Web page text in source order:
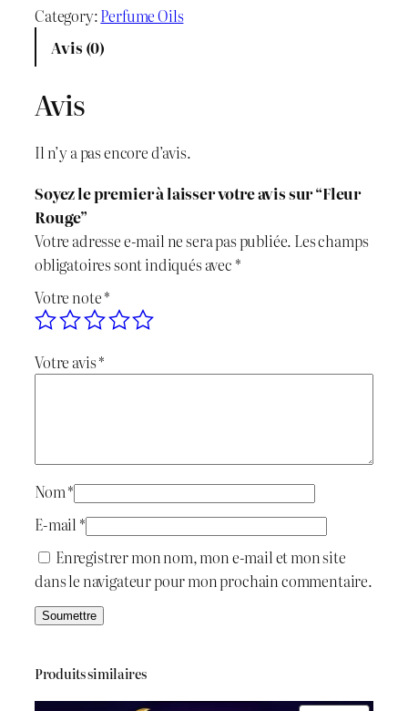
Category:Perfume Oils
Avis (0)
Avis
Il n’y a pas encore d’avis.
Soyez le premier à laisser votre avis sur “Fleur
Rouge”
Votre adresse e-mail ne sera pas publiée. Les champs
obligatoires sont indiqués avec *
Votre note*
Votre avis*
Nom*
E-mail *
Enregistrer mon nom, mon e-mail et mon site
dans le navigateur pour mon prochain commentaire.
Produits similaires